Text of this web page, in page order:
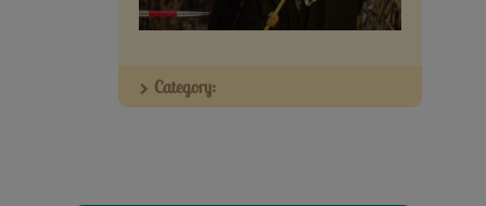
Baumpaten
Category: